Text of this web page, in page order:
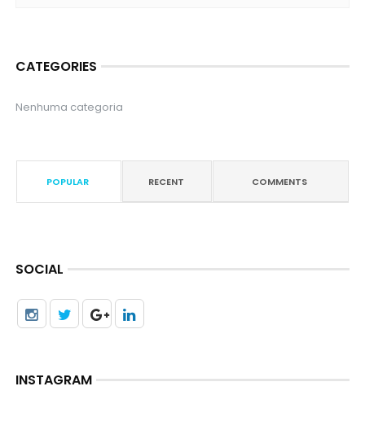
CATEGORIES
Nenhuma categoria
POPULAR RECENT COMMENTS
SOCIAL
INSTAGRAM